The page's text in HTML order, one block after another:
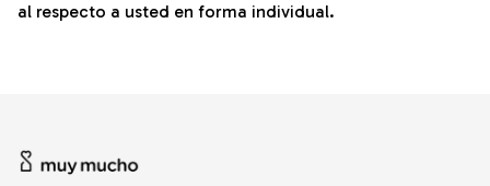
al respecto a usted en forma individual.